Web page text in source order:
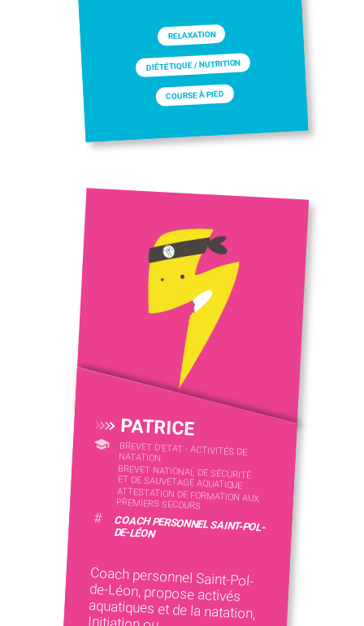
RELAXATION
DIÉTÉTIQUE / NUTRITION
COURSE À PIED
PATRICE
BREVET D'ETAT - ACTIVITÉS DE
NATATION
BREVET NATIONAL DE SÉCURITÉ
ET DE SAUVETAGE AQUATIQUE
ATTESTATION DE FORMATION AUX
PREMIERS SECOURS
# COACH PERSONNEL SAINT-POL-
DE-LÉON
Coach personnel Saint-Pol-
de-Léon, propose activés
aquatiques et de la natation,
Initiation ou
Perfectionnement, Courses
à Pieds, Trail, initiation au